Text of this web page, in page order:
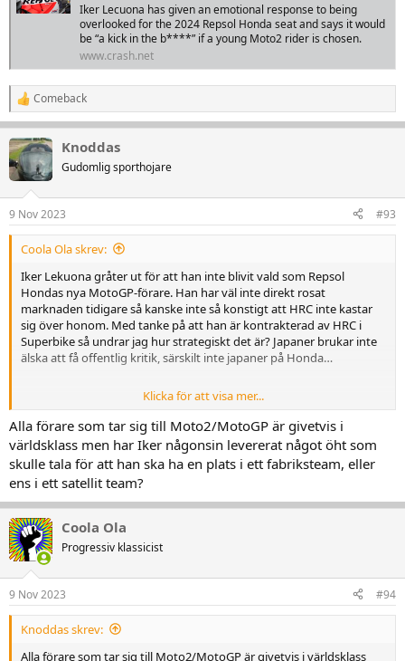
Iker Lecuona has given an emotional response to being
overlooked for the 2024 Repsol Honda seat and says it would
be “a kick in the b****” if a young Moto2 rider is chosen.
www.crash.net
R
e
k
t
i
e
r
Comeback
Knoddas
Gudomlig sporthojare
9 Nov 2023 #93
Coola Ola skrev:
Iker Lekuona gråter ut för att han inte blivit vald som Repsol
Hondas nya MotoGP-förare. Han har väl inte direkt rosat
marknaden tidigare så kanske inte så konstigt att HRC inte kastar
sig över honom. Med tanke på att han är kontrakterad av HRC i
Superbike så undrar jag hur strategiskt det är? Japaner brukar inte
älska att få offentlig kritik, särskilt inte japaner på Honda…
“It’d be a kick in the b****! It hurts a lot! Honda not ready for a young rider," Iker Lecuona says
Iker Lecuona has given an emotional response to being
overlooked for the 2024 Repsol Honda seat and says it
would be “a kick in the b****” if a young Moto2 rider is
chosen.
Klicka för att visa mer...
Alla förare som tar sig till Moto2/MotoGP är givetvis i
världsklass men har Iker någonsin levererat något öht som
skulle tala för att han ska ha en plats i ett fabriksteam, eller
ens i ett satellit team?
Coola Ola
Progressiv klassicist
9 Nov 2023 #94
Knoddas skrev:
Alla förare som tar sig till Moto2/MotoGP är givetvis i världsklass